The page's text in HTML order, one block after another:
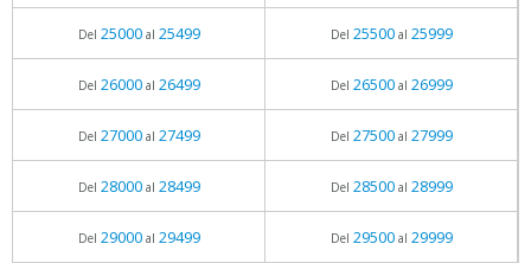
Del 25000al 25499 Del 25500al 25999
Del 26000al 26499 Del 26500al 26999
Del 27000al 27499 Del 27500al 27999
Del 28000al 28499 Del 28500al 28999
Del 29000al 29499 Del 29500al 29999